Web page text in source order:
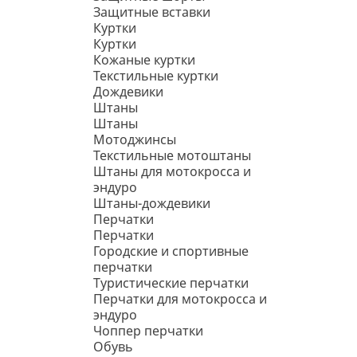
Защитные вставки
Куртки
Куртки
Кожаные куртки
Текстильные куртки
Дождевики
Штаны
Штаны
Мотоджинсы
Текстильные мотоштаны
Штаны для мотокросса и
эндуро
Штаны-дождевики
Перчатки
Перчатки
Городские и спортивные
перчатки
Туристические перчатки
Перчатки для мотокросса и
эндуро
Чоппер перчатки
Обувь